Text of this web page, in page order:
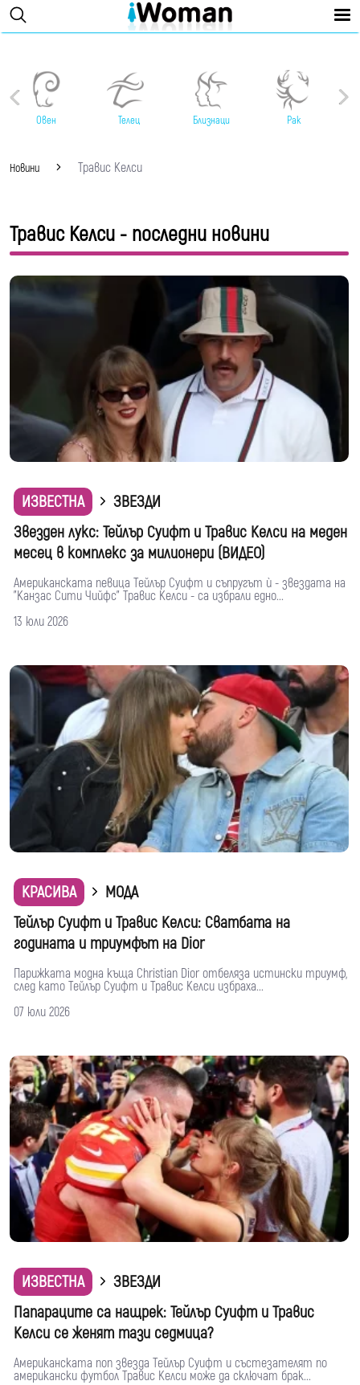
Овен Телец Близнаци Рак
Новини Травис Келси
Травис Келси - последни новини
ИЗВЕСТНА
ЗВЕЗДИ
Звезден лукс: Тейлър Суифт и Травис Келси на меден
месец в комплекс за милионери (ВИДЕО)
Американската певица Тейлър Суифт и съпругът ѝ - звездата на
"Канзас Сити Чийфс" Травис Келси - са избрали едно...
13 юли 2026
КРАСИВА
МОДА
Тейлър Суифт и Травис Келси: Сватбата на
годината и триумфът на Dior
Парижката модна къща Christian Dior отбеляза истински триумф,
след като Тейлър Суифт и Травис Келси избраха...
07 юли 2026
ИЗВЕСТНА
ЗВЕЗДИ
Папараците са нащрек: Тейлър Суифт и Травис
Келси се женят тази седмица?
Американската поп звезда Тейлър Суифт и състезателят по
американски футбол Травис Келси може да сключат брак...